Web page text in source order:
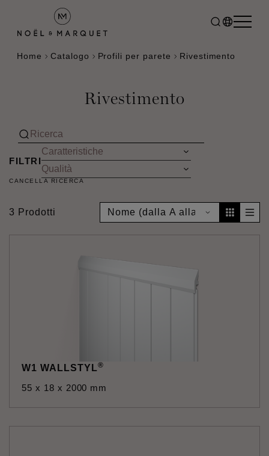
Home Catalogo Profili per parete Rivestimento
Rivestimento
FILTRI
CANCELLA RICERCA
3 Prodotti
W1 WALLSTYL®
55 x 18 x 2000 mm